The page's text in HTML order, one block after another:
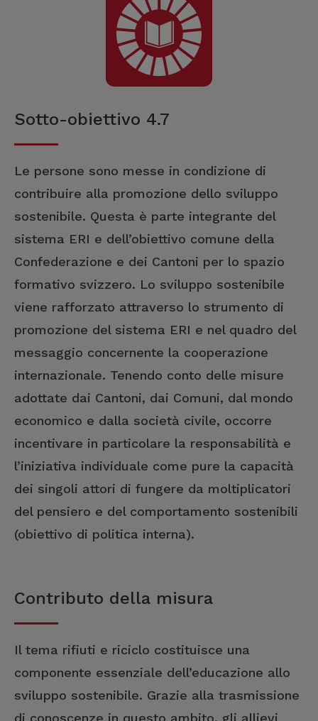
Sotto-obiettivo 4.7
Le persone sono messe in condizione di
contribuire alla promozione dello sviluppo
sostenibile. Questa è parte integrante del
sistema ERI e dell’obiettivo comune della
Confederazione e dei Cantoni per lo spazio
formativo svizzero. Lo sviluppo sostenibile
viene rafforzato attraverso lo strumento di
promozione del sistema ERI e nel quadro del
messaggio concernente la cooperazione
internazionale. Tenendo conto delle misure
adottate dai Cantoni, dai Comuni, dal mondo
economico e dalla società civile, occorre
incentivare in particolare la responsabilità e
l’iniziativa individuale come pure la capacità
dei singoli attori di fungere da moltiplicatori
del pensiero e del comportamento sostenibili
(obiettivo di politica interna).
Contributo della misura
Il tema rifiuti e riciclo costituisce una
componente essenziale dell’educazione allo
sviluppo sostenibile. Grazie alla trasmissione
di conoscenze in questo ambito, gli allievi